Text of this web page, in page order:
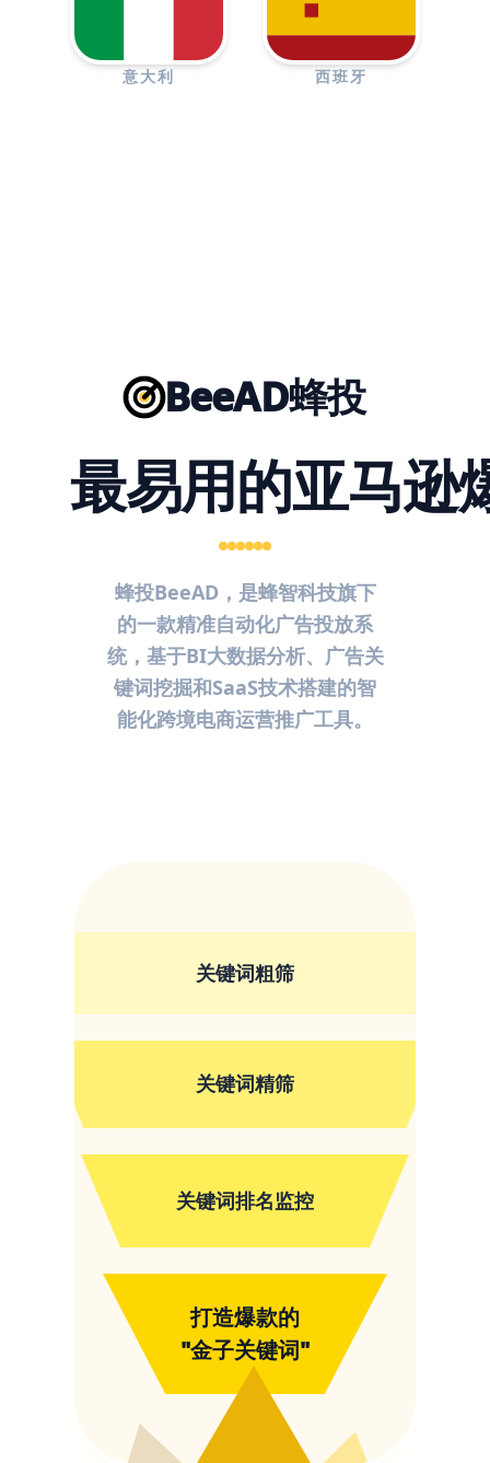
意大利 西班牙
BeeAD蜂投
最易用的亚马逊
蜂投BeeAD，是蜂智科技旗下
的一款精准自动化广告投放系
统，基于BI大数据分析、广告关
键词挖掘和SaaS技术搭建的智
能化跨境电商运营推广工具。
关键词粗筛
关键词精筛
关键词排名监控
打造爆款的
"金子关键词"